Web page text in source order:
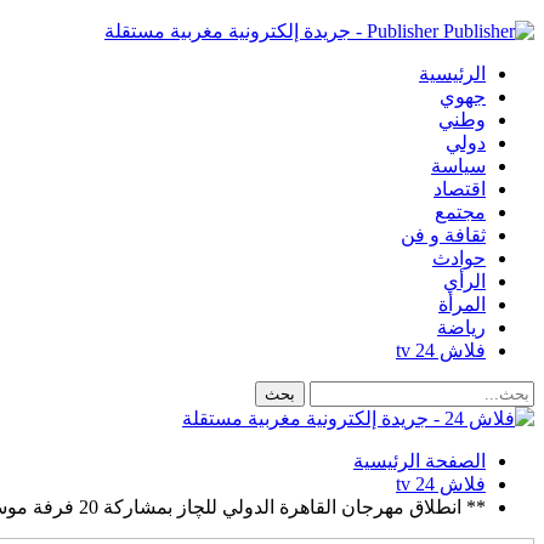
Publisher - جريدة إلكترونية مغربية مستقلة
الرئيسية
جهوي
وطني
دولي
سياسة
اقتصاد
مجتمع
ثقافة و فن
حوادث
الرأي
المرأة
رياضة
فلاش 24 tv
الصفحة الرئيسية
فلاش 24 tv
** انطلاق مهرجان القاهرة الدولي للچاز بمشاركة 20 فرفة موسيقية و13 دولة من بينها أمريكا والسودان وهولندا